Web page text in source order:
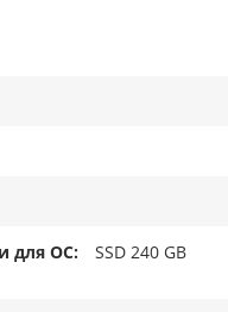
для ОС
SSD 240 GB